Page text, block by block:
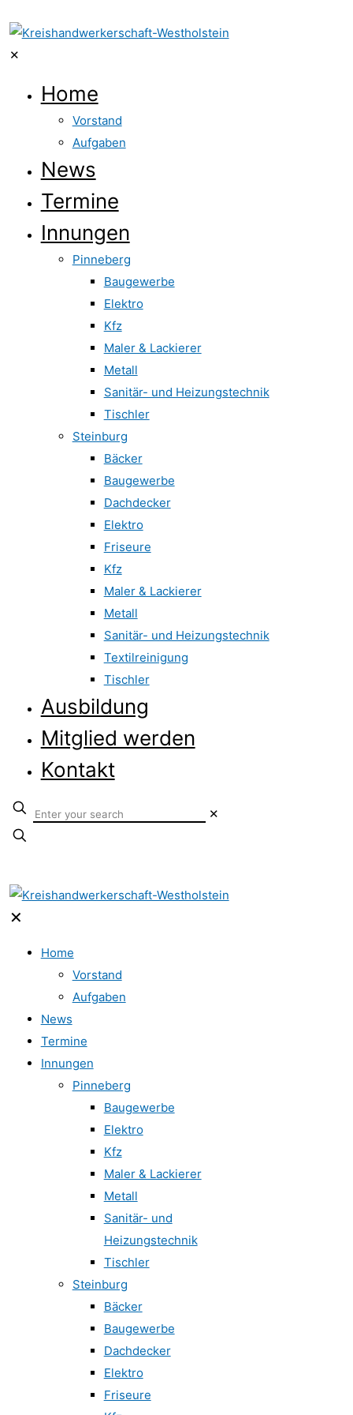
✕
Home
Vorstand
Aufgaben
News
Termine
Innungen
Pinneberg
Baugewerbe
Elektro
Kfz
Maler & Lackierer
Metall
Sanitär- und Heizungstechnik
Tischler
Steinburg
Bäcker
Baugewerbe
Dachdecker
Elektro
Friseure
Kfz
Maler & Lackierer
Metall
Sanitär- und Heizungstechnik
Textilreinigung
Tischler
Ausbildung
Mitglied werden
Kontakt
✕
✕
Home
Vorstand
Aufgaben
News
Termine
Innungen
Pinneberg
Baugewerbe
Elektro
Kfz
Maler & Lackierer
Metall
Sanitär- und
Heizungstechnik
Tischler
Steinburg
Bäcker
Baugewerbe
Dachdecker
Elektro
Friseure